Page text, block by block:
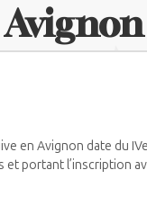
en Avignon date du IVe
portant l’inscription